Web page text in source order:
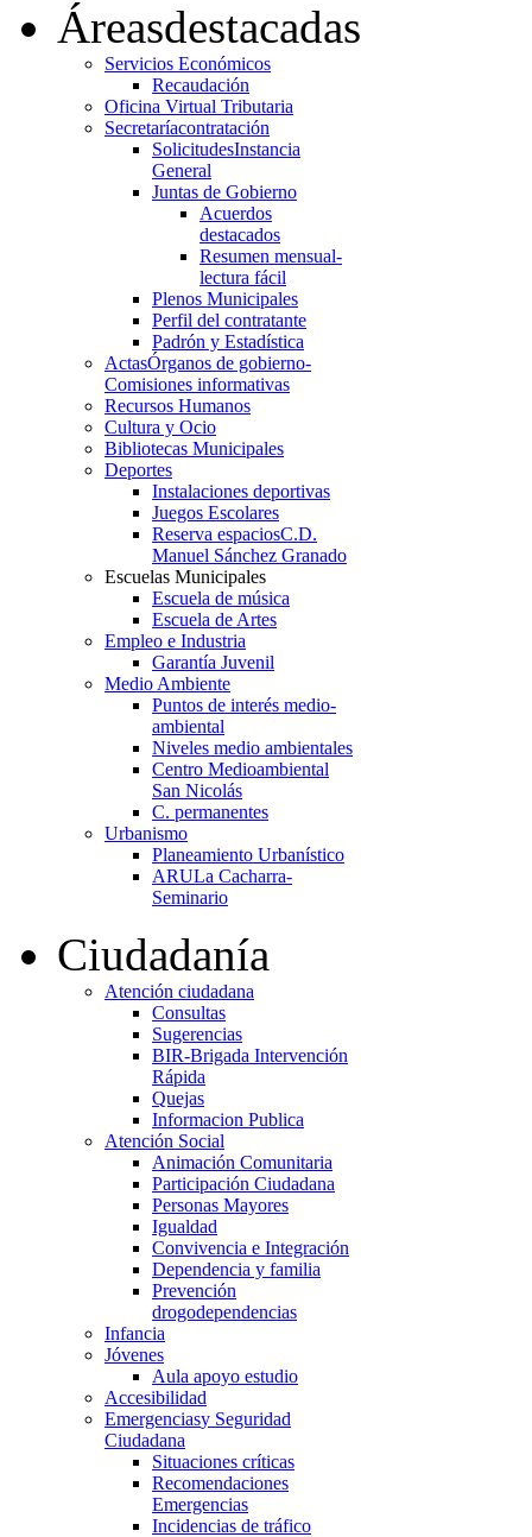
Áreasdestacadas
Servicios Económicos
Recaudación
Oficina Virtual Tributaria
Secretaríacontratación
SolicitudesInstancia
General
Juntas de Gobierno
Acuerdos
destacados
Resumen mensual-
lectura fácil
Plenos Municipales
Perfil del contratante
Padrón y Estadística
ActasÓrganos de gobierno-
Comisiones informativas
Recursos Humanos
Cultura y Ocio
Bibliotecas Municipales
Deportes
Instalaciones deportivas
Juegos Escolares
Reserva espaciosC.D.
Manuel Sánchez Granado
Escuelas Municipales
Escuela de música
Escuela de Artes
Empleo e Industria
Garantía Juvenil
Medio Ambiente
Puntos de interés medio-
ambiental
Niveles medio ambientales
Centro Medioambiental
San Nicolás
C. permanentes
Urbanismo
Planeamiento Urbanístico
ARULa Cacharra-
Seminario
Ciudadanía
Atención ciudadana
Consultas
Sugerencias
BIR-Brigada Intervención
Rápida
Quejas
Informacion Publica
Atención Social
Animación Comunitaria
Participación Ciudadana
Personas Mayores
Igualdad
Convivencia e Integración
Dependencia y familia
Prevención
drogodependencias
Infancia
Jóvenes
Aula apoyo estudio
Accesibilidad
Emergenciasy Seguridad
Ciudadana
Situaciones críticas
Recomendaciones
Emergencias
Incidencias de tráfico